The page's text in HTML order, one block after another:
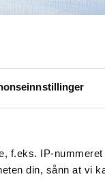
f.eks. IP-
din, sånn at vi